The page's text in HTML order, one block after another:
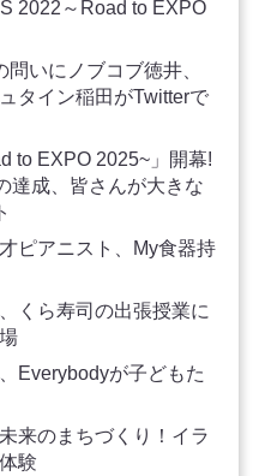
2022～Road to EXPO
いにノブコブ徳井、
タイン稲田がTwitterで
to EXPO 2025~」開幕!
達成、皆さんが大きな
ピアニスト、My食器持
くら寿司の出張授業に
Everybodyが子どもた
来のまちづくり！イラ
験